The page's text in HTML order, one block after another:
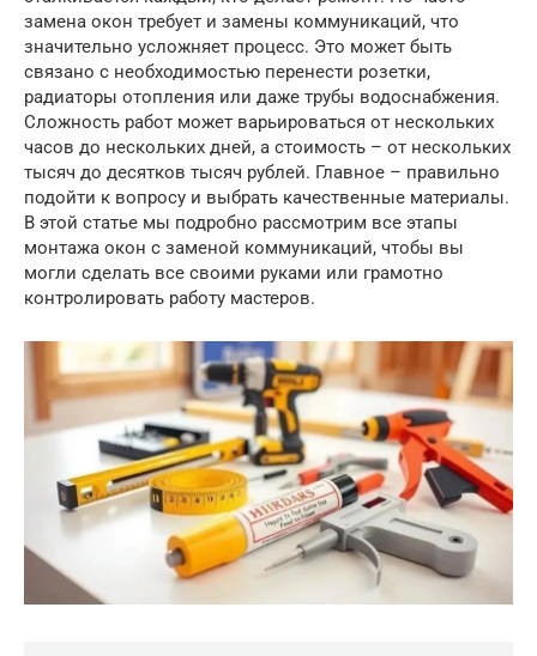
замена окон требует и замены коммуникаций, что
значительно усложняет процесс. Это может быть
связано с необходимостью перенести розетки,
радиаторы отопления или даже трубы водоснабжения.
Сложность работ может варьироваться от нескольких
часов до нескольких дней, а стоимость – от нескольких
тысяч до десятков тысяч рублей. Главное – правильно
подойти к вопросу и выбрать качественные материалы.
В этой статье мы подробно рассмотрим все этапы
монтажа окон с заменой коммуникаций, чтобы вы
могли сделать все своими руками или грамотно
контролировать работу мастеров.